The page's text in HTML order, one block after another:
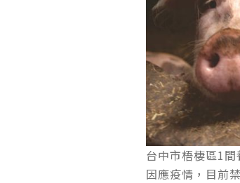
台中市梧棲區1
因應疫情，目前